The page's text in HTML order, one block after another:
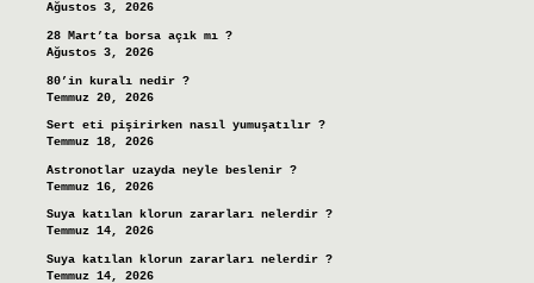
Ağustos 3, 2026
28 Mart’ta borsa açık mı ?
Ağustos 3, 2026
80’in kuralı nedir ?
Temmuz 20, 2026
Sert eti pişirirken nasıl yumuşatılır ?
Temmuz 18, 2026
Astronotlar uzayda neyle beslenir ?
Temmuz 16, 2026
Suya katılan klorun zararları nelerdir ?
Temmuz 14, 2026
Suya katılan klorun zararları nelerdir ?
Temmuz 14, 2026